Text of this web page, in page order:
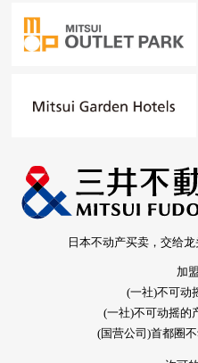
日本不动产买卖，交给
加
(一社)不可动
(一社)不可动摇的
(国营公司)首都圈